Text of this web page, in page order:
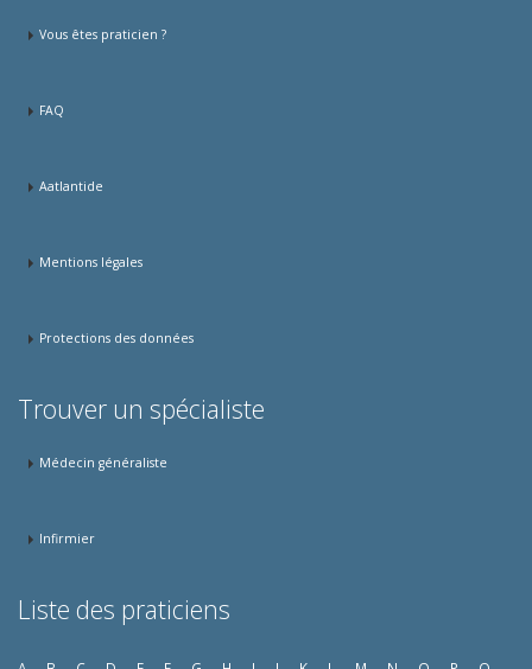
Vous êtes praticien ?
FAQ
Aatlantide
Mentions légales
Protections des données
Trouver un spécialiste
Médecin généraliste
Infirmier
Liste des praticiens